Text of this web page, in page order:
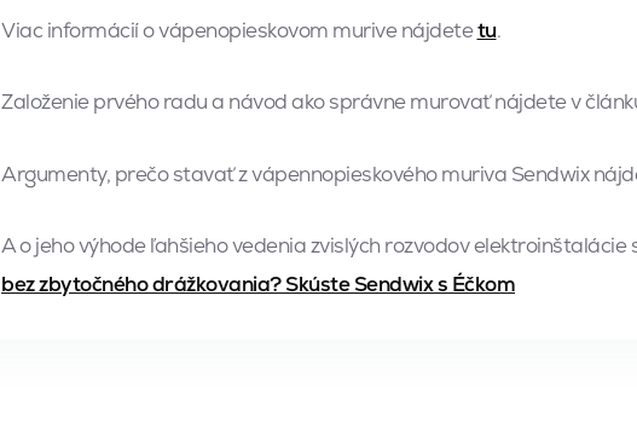
Viac informácií o vápenopieskovom murive nájdetetu.
Založenie prvého radu a návod ako správne murovať nájdete v
Argumenty, prečo stavať z vápennopieskového muriva Sendwix
A o jeho výhode ľahšieho vedenia zvislých rozvodov elektroinštalácie
bez zbytočného drážkovania? Skúste Sendwix s Éčkom